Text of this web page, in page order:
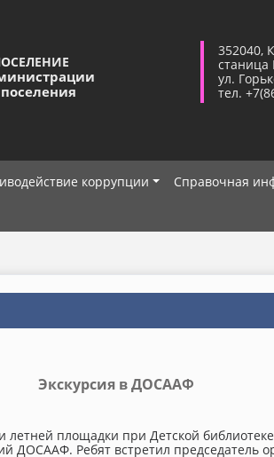
352040,
станица
ул.
тел.
коррупции Справочная
Экскурсия в ДОСААФ
летней площадки при Детской
ДОСААФ. Ребят встретил председатель